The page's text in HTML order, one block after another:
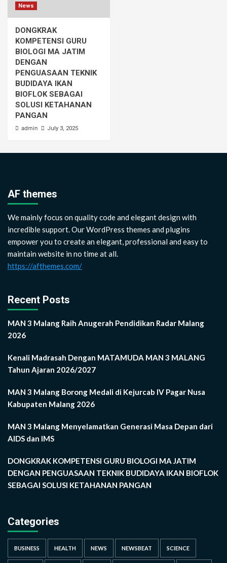
News
DONGKRAK
KOMPETENSI GURU
BIOLOGI MA JATIM
DENGAN
PENGUASAAN TEKNIK
BUDIDAYA IKAN
BIOFLOK SEBAGAI
SOLUSI KETAHANAN
PANGAN
admin July 3, 2025
AF themes
We mainly focus on quality code and elegant design with
incredible support. Our WordPress themes and plugins
empower you to create an elegant, professional and easy to
maintain website in no time at all.
https://afthemes.com/
Recent Posts
MAN 3 Malang Raih Anugerah Pendidikan Radar Malang
2026
Kenali Madrasah Dengan MATAMUDA MAN 3 MALANG
Tahun Ajaran 2026/2027
MAN 3 Malang Borong Medali di Kejurcab IV Pagar Nusa
Kabupaten Malang 2026
MAN 3 Malang Menyelamatkan Generasi Masa Depan dari
AIDS dan IMS
DONGKRAK KOMPETENSI GURU BIOLOGI MA JATIM
DENGAN PENGUASAAN TEKNIK BUDIDAYA IKAN BIOFLOK
SEBAGAI SOLUSI KETAHANAN PANGAN
Categories
BUSINESS HEALTH NEWS NEWSBEAT SCIENCE